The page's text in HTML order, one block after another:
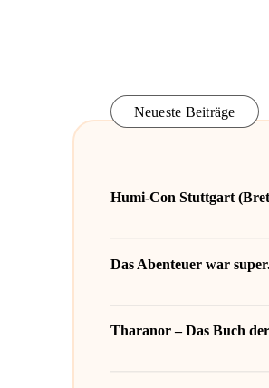
Neueste Beiträge
Humi-Con Stuttgart
Das Abenteuer war
Tharanor – Das Buch